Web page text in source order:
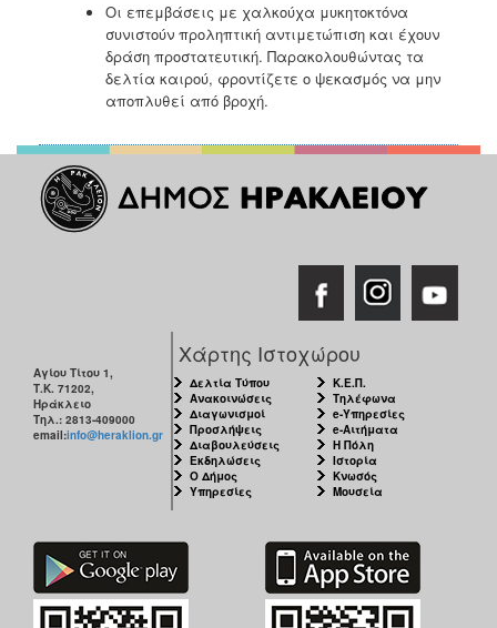
Οι επεμβάσεις με χαλκούχα μυκητοκτόνα
συνιστούν προληπτική αντιμετώπιση και έχουν
δράση προστατευτική. Παρακολουθώντας τα
δελτία καιρού, φροντίζετε ο ψεκασμός να μην
αποπλυθεί από βροχή.
Αγίου Τίτου 1,
Τ.Κ. 71202,
Ηράκλειο
Τηλ.: 2813-409000
email:info@heraklion.gr
Χάρτης Ιστοχώρου
Δελτία Τύπου
Ανακοινώσεις
Διαγωνισμοί
Προσλήψεις
Διαβουλεύσεις
Εκδηλώσεις
Ο Δήμος
Υπηρεσίες
Κ.Ε.Π.
Τηλέφωνα
e-Υπηρεσίες
e-Αιτήματα
Η Πόλη
Ιστορία
Κνωσός
Μουσεία